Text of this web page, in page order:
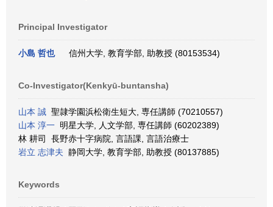
Principal Investigator
小島 哲也 信州大学, 教育学部, 助教授 (80153534)
Co-Investigator(Kenkyū-buntansha)
山本 誠 聖隷学園浜松衛生短大, 専任講師 (70210557)
山本 淳一 明星大学, 人文学部, 専任講師 (60202389)
林 耕司 長野赤十字病院, 言語課, 言語治療士
岩立 志津夫 静岡大学, 教育学部, 助教授 (80137885)
Keywords